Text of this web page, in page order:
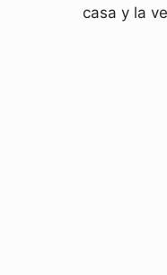
casa y la